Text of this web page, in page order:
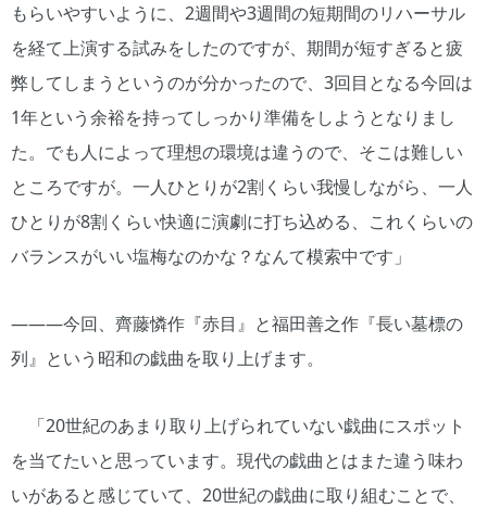
もらいやすいように、2週間や3週間の短期間のリハーサル
を経て上演する試みをしたのですが、期間が短すぎると疲
弊してしまうというのが分かったので、3回目となる今回は
1年という余裕を持ってしっかり準備をしようとなりまし
た。でも人によって理想の環境は違うので、そこは難しい
ところですが。一人ひとりが2割くらい我慢しながら、一人
ひとりが8割くらい快適に演劇に打ち込める、これくらいの
バランスがいい塩梅なのかな？なんて模索中です」
―――今回、齊藤憐作『赤目』と福田善之作『長い墓標の
列』という昭和の戯曲を取り上げます。
「20世紀のあまり取り上げられていない戯曲にスポット
を当てたいと思っています。現代の戯曲とはまた違う味わ
いがあると感じていて、20世紀の戯曲に取り組むことで、